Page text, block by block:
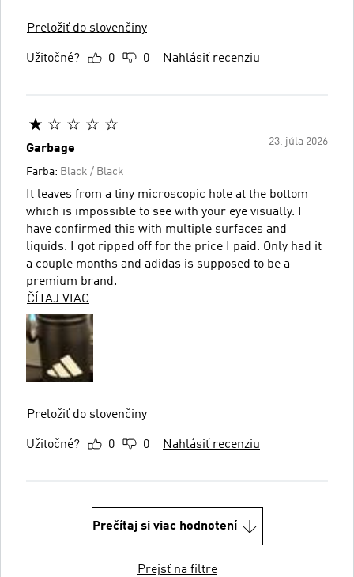
Preložiť do slovenčiny
Užitočné? 0 0 Nahlásiť recenziu
23. júla 2026
Garbage
Farba: Black / Black
It leaves from a tiny microscopic hole at the bottom
which is impossible to see with your eye visually. I
have confirmed this with multiple surfaces and
liquids. I got ripped off for the price I paid. Only had it
a couple months and adidas is supposed to be a
premium brand.
ČÍTAJ VIAC
Preložiť do slovenčiny
Užitočné? 0 0 Nahlásiť recenziu
Prečítaj si viac hodnotení
Prejsť na filtre